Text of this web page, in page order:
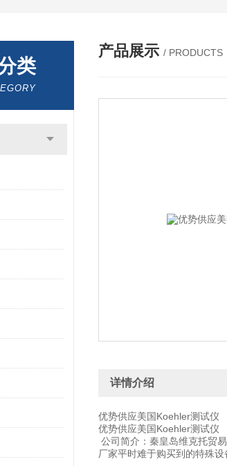
类
产品展示 / PRODUCTS
详情介绍
优势供应美国Koehler测试仪
优势供应美国Koehler测试仪
公司简介：秦皇岛维克托贸
厂家平时难于购买到的特殊设